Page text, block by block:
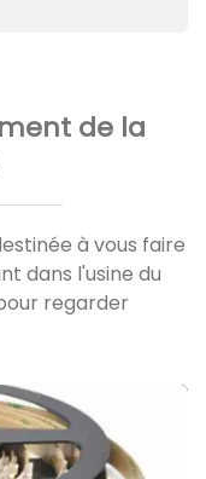
de la
à vous faire
dans l'usine du
regarder